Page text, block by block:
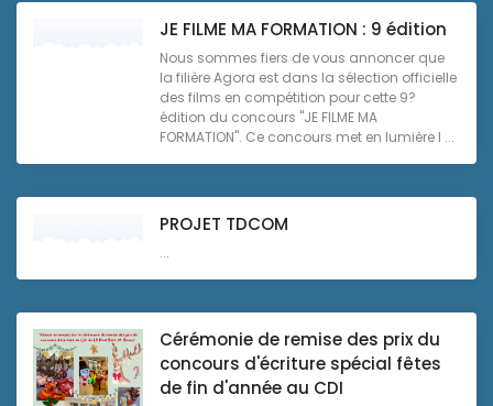
JE FILME MA FORMATION : 9 édition
Nous sommes fiers de vous annoncer que
la filière Agora est dans la sélection officielle
des films en compétition pour cette 9?
édition du concours "JE FILME MA
FORMATION". Ce concours met en lumière l ...
PROJET TDCOM
...
Cérémonie de remise des prix du
concours d'écriture spécial fêtes
de fin d'année au CDI